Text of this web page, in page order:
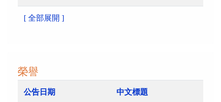
[ 全部展開 ]
榮譽
公告日期 中文標題